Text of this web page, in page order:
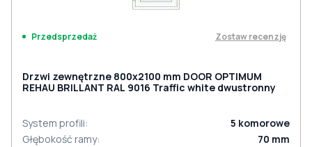
Przedsprzedaż Zostaw recenzję
Drzwi zewnętrzne 800x2100 mm DOOR OPTIMUM
REHAU BRILLANT RAL 9016 Traffic white dwustronny
System profili: 5 komorowe
Głębokość ramy: 70 mm